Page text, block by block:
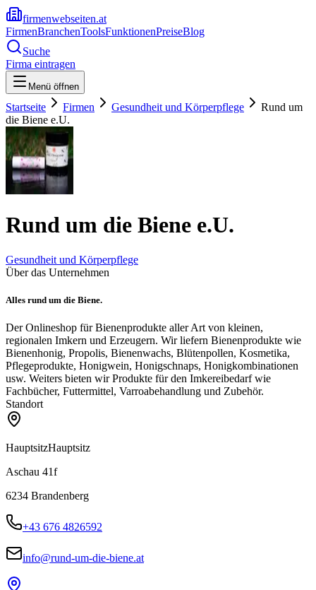
firmenwebseiten.at
FirmenBranchenToolsFunktionenPreiseBlog
Suche
Firma eintragen
Menü öffnen
Startseite Firmen Gesundheit und Körperpflege
Rund um
die Biene e.U.
Rund um die Biene e.U.
Gesundheit und Körperpflege
Über das Unternehmen
Alles rund um die Biene.
Der Onlineshop für Bienenprodukte aller Art von kleinen,
regionalen Imkern und Erzeugern. Wir liefern Bienenprodukte wie
Bienenhonig, Propolis, Bienenwachs, Blütenpollen, Kosmetika,
Pflegeprodukte, Honigwein, Honigschnaps, Honigkombinationen
usw. Weiters bieten wir Produkte für den Imkereibedarf wie
Fachbücher, Futtermittel, Varroabehandlung und Zubehör.
Standort
HauptsitzHauptsitz
Aschau 41f
6234 Brandenberg
+43 676 4826592
info@rund-um-die-biene.at